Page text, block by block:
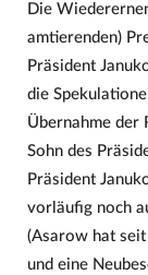
Die
amtierenden)
Präsident
die
Übernahme der
Sohn des
Präsident
vorläufig noch
(Asarow hat
und eine